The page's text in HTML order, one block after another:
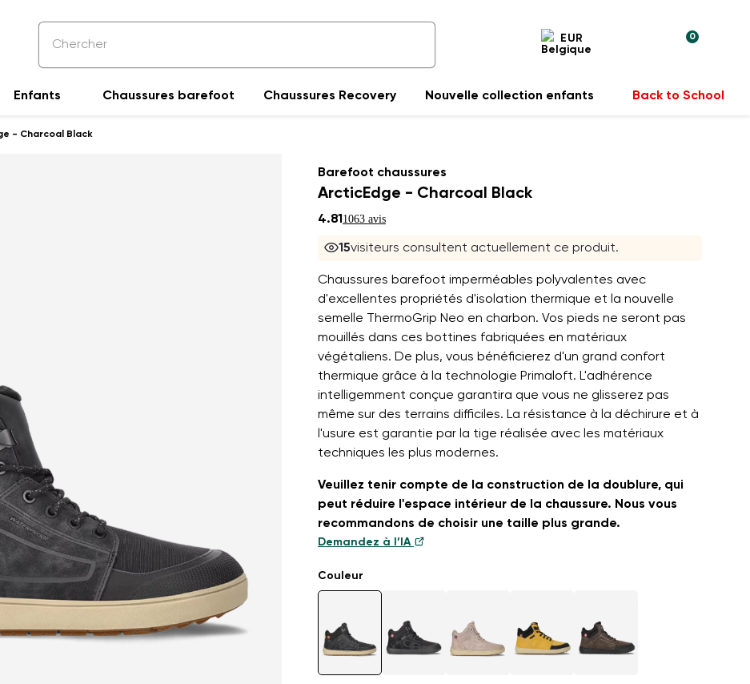
EUR 0
Enfants Chaussures barefoot Chaussures Recovery Nouvelle collection enfants Back to School
- Charcoal Black
Barefoot chaussures
ArcticEdge - Charcoal Black
4.81 1063 avis
15visiteurs consultent actuellement ce produit.
Chaussures barefoot imperméables polyvalentes avec
d'excellentes propriétés d'isolation thermique et la nouvelle
semelle ThermoGrip Neo en charbon. Vos pieds ne seront pas
mouillés dans ces bottines fabriquées en matériaux
végétaliens. De plus, vous bénéficierez d'un grand confort
thermique grâce à la technologie Primaloft. L'adhérence
intelligemment conçue garantira que vous ne glisserez pas
même sur des terrains difficiles. La résistance à la déchirure et à
l'usure est garantie par la tige réalisée avec les matériaux
techniques les plus modernes.
Veuillez tenir compte de la construction de la doublure, qui
peut réduire l'espace intérieur de la chaussure. Nous vous
recommandons de choisir une taille plus grande.
Demandez à l’IA
Couleur